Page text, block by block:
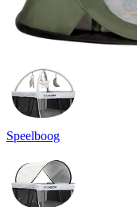
Speelboog